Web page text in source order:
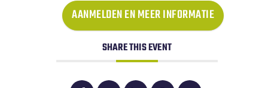
AANMELDEN EN MEER INFORMATIE
SHARE THIS EVENT